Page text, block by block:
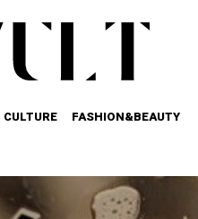
CULTURE FASHION&BEAUTY